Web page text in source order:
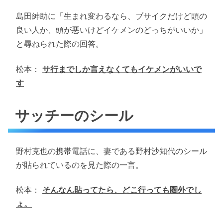
島田紳助に「生まれ変わるなら、ブサイクだけど頭の
良い人か、頭が悪いけどイケメンのどっちがいいか」
と尋ねられた際の回答。
松本： サ行までしか言えなくてもイケメンがいいで
す
サッチーのシール
野村克也の携帯電話に、妻である野村沙知代のシール
が貼られているのを見た際の一言。
松本： そんなん貼ってたら、どこ行っても圏外でし
ょ。